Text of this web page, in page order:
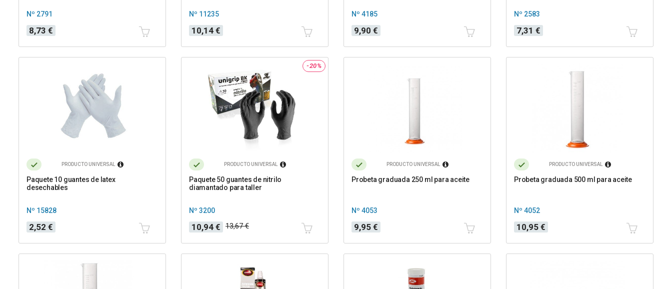
Nº 2791
Precio
8,73 €
Nº 11235
Precio
10,14 €
Nº 4185
Precio
9,90 €
Nº 2583
Precio
7,31 €
PRODUCTO UNIVERSAL
Paquete 10 guantes de latex
desechables
Nº 15828
Precio
2,52 €
-20%
PRODUCTO UNIVERSAL
Paquete 50 guantes de nitrilo
diamantado para taller
Nº 3200
Precio
10,94 €
Precio
base
13,67 €
PRODUCTO UNIVERSAL
Probeta graduada 250 ml para aceite
Nº 4053
Precio
9,95 €
PRODUCTO UNIVERSAL
Probeta graduada 500 ml para aceite
Nº 4052
Precio
10,95 €